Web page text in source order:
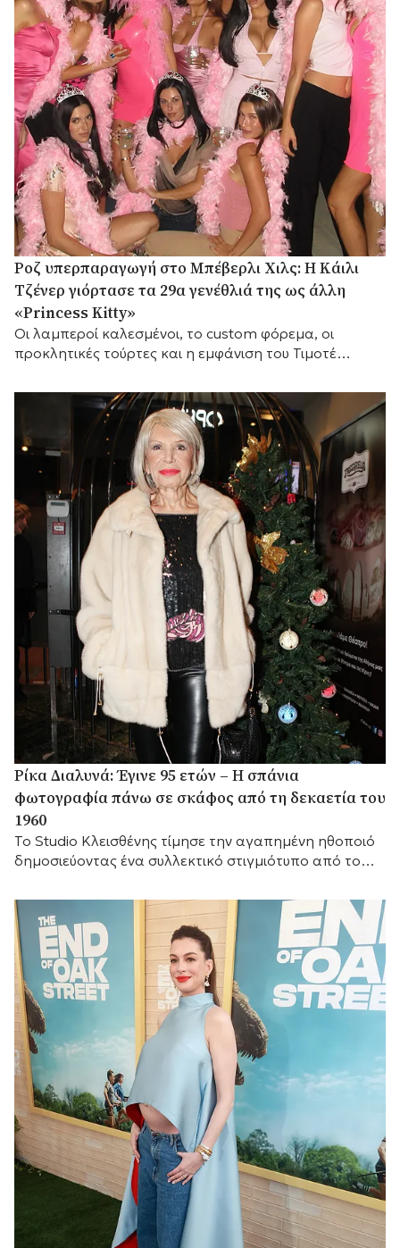
Ροζ υπερπαραγωγή στο Μπέβερλι Χιλς: Η Κάιλι
Τζένερ γιόρτασε τα 29α γενέθλιά της ως άλλη
«Princess Kitty»
Οι λαμπεροί καλεσμένοι, το custom φόρεμα, οι
προκλητικές τούρτες και η εμφάνιση του Τιμοτέ
Ρίκα Διαλυνά: Έγινε 95 ετών – Η σπάνια
φωτογραφία πάνω σε σκάφος από τη δεκαετία του
1960
Το Studio Κλεισθένης τίμησε την αγαπημένη ηθοποιό
δημοσιεύοντας ένα συλλεκτικό στιγμιότυπο από το